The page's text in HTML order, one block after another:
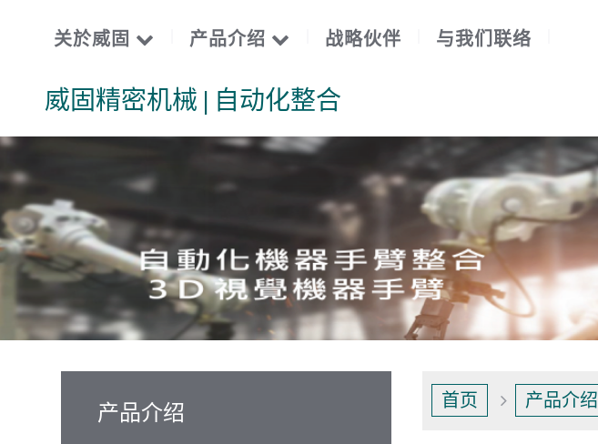
威固精密机械 | 自动化整合
关於威固 产品介绍 战略伙伴 与我们联络
产品介绍 首页 产品介绍